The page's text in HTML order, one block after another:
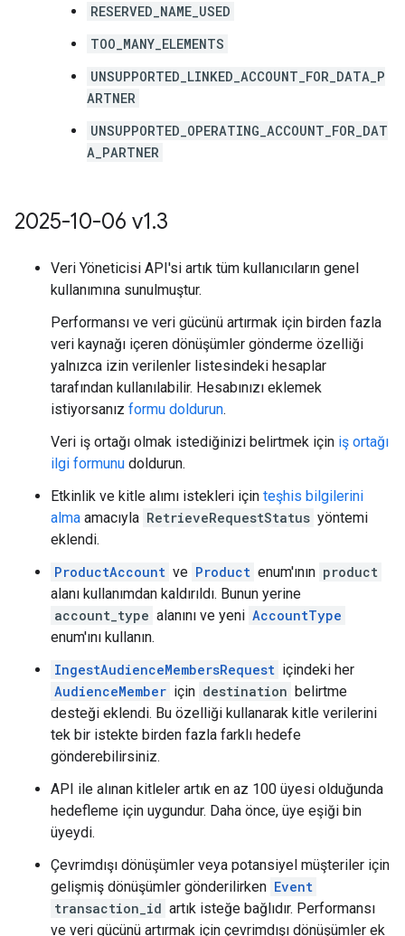
RESERVED_NAME_USED
TOO_MANY_ELEMENTS
UNSUPPORTED_LINKED_ACCOUNT_FOR_DATA_P
ARTNER
UNSUPPORTED_OPERATING_ACCOUNT_FOR_DAT
A_PARTNER
2025-10-06 v1.3
Veri Yöneticisi API'si artık tüm kullanıcıların genel
kullanımına sunulmuştur.
Performansı ve veri gücünü artırmak için birden fazla
veri kaynağı içeren dönüşümler gönderme özelliği
yalnızca izin verilenler listesindeki hesaplar
tarafından kullanılabilir. Hesabınızı eklemek
istiyorsanız formu doldurun.
Veri iş ortağı olmak istediğinizi belirtmek için iş ortağı
ilgi formunu doldurun.
Etkinlik ve kitle alımı istekleri için teşhis bilgilerini
alma amacıyla RetrieveRequestStatus yöntemi
eklendi.
ProductAccount ve Product enum'ının product
alanı kullanımdan kaldırıldı. Bunun yerine
account_type alanını ve yeni AccountType
enum'ını kullanın.
IngestAudienceMembersRequest içindeki her
AudienceMember için destination belirtme
desteği eklendi. Bu özelliği kullanarak kitle verilerini
tek bir istekte birden fazla farklı hedefe
gönderebilirsiniz.
API ile alınan kitleler artık en az 100 üyesi olduğunda
hedefleme için uygundur. Daha önce, üye eşiği bin
üyeydi.
Çevrimdışı dönüşümler veya potansiyel müşteriler için
gelişmiş dönüşümler gönderilirken Event
transaction_id artık isteğe bağlıdır. Performansı
ve veri gücünü artırmak için çevrimdışı dönüşümler ek